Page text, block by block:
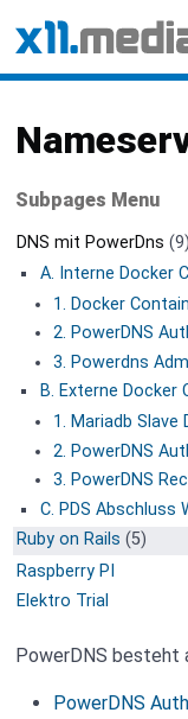
Subpages Menu
DNS mit PowerDns (9)
A. Interne Docker
1. Docker
2. PowerDNS
3. Powerdns
B. Externe Docker
1. Mariadb Slave
2. PowerDNS
3. PowerDNS
C. PDS Abschluss
Ruby on Rails (5)
Trix Editor
Trix Editor Syntax
Hierarchische /
Raspberry PI
Elektro Trial
PowerDNS besteht
PowerDNS